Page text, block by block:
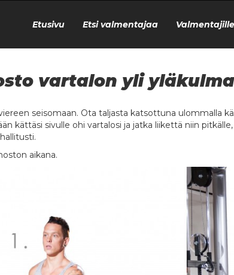
Etusivu Etsi valmentajaa Valmentajille
vartalon yli
seisomaan. Ota taljasta katsottuna ulommalla
kättäsi sivulle ohi vartalosi ja jatka liikettä niin
aikana.